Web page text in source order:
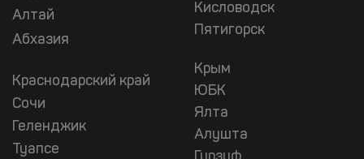
Алтай
Абхазия
Краснодарский край
Сочи
Геленджик
Туапсе
Кисловодск
Пятигорск
Крым
ЮБК
Ялта
Алушта